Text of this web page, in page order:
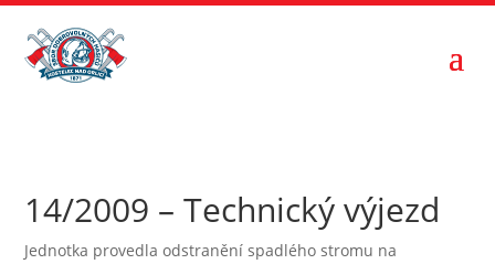
14/2009 – Technický výjezd
Jednotka provedla odstranění spadlého stromu na